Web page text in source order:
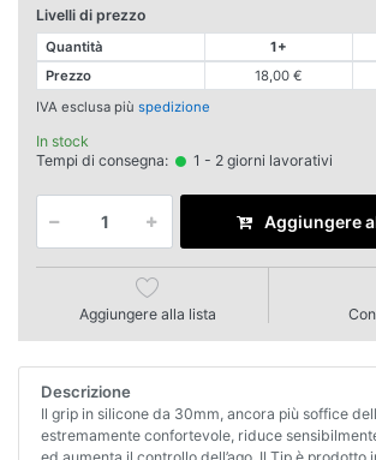
Livelli di prezzo
Quantità 1+
Prezzo
18,00 €
IVA esclusa più spedizione
In stock
Tempi di consegna:
1 - 2 giorni lavorativi
Aggiungere
Aggiungere alla lista
Descrizione
Il grip in silicone da 30mm, ancora più soffice
estremamente confortevole, riduce